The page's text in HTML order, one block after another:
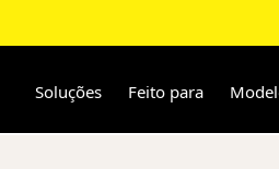
Soluções Feito para